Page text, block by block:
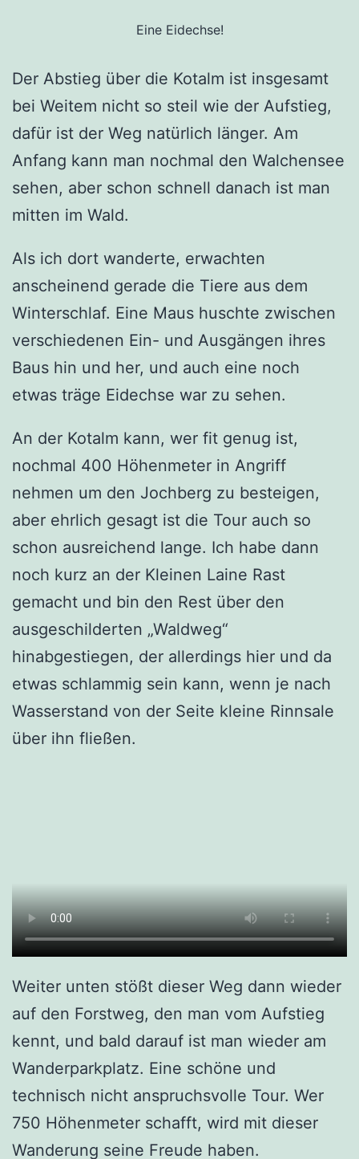
Eine Eidechse!
Der Abstieg über die Kotalm ist insgesamt
bei Weitem nicht so steil wie der Aufstieg,
dafür ist der Weg natürlich länger. Am
Anfang kann man nochmal den Walchensee
sehen, aber schon schnell danach ist man
mitten im Wald.
Als ich dort wanderte, erwachten
anscheinend gerade die Tiere aus dem
Winterschlaf. Eine Maus huschte zwischen
verschiedenen Ein- und Ausgängen ihres
Baus hin und her, und auch eine noch
etwas träge Eidechse war zu sehen.
An der Kotalm kann, wer fit genug ist,
nochmal 400 Höhenmeter in Angriff
nehmen um den Jochberg zu besteigen,
aber ehrlich gesagt ist die Tour auch so
schon ausreichend lange. Ich habe dann
noch kurz an der Kleinen Laine Rast
gemacht und bin den Rest über den
ausgeschilderten „Waldweg“
hinabgestiegen, der allerdings hier und da
etwas schlammig sein kann, wenn je nach
Wasserstand von der Seite kleine Rinnsale
über ihn fließen.
Weiter unten stößt dieser Weg dann wieder
auf den Forstweg, den man vom Aufstieg
kennt, und bald darauf ist man wieder am
Wanderparkplatz. Eine schöne und
technisch nicht anspruchsvolle Tour. Wer
750 Höhenmeter schafft, wird mit dieser
Wanderung seine Freude haben.